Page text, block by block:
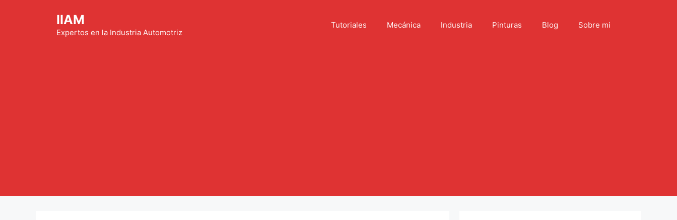
IIAM
Expertos en la Industria Automotriz
Tutoriales Mecánica Industria Pinturas Blog Sobre mi